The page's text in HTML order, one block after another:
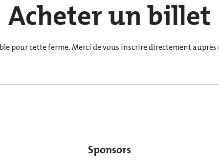
Acheter un billet
pour cette ferme. Merci de vous inscrire directement auprès
Sponsors